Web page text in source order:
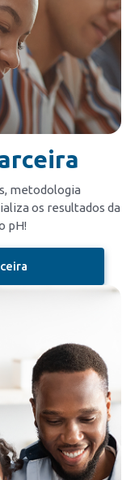
metodologia
os resultados da
pH!